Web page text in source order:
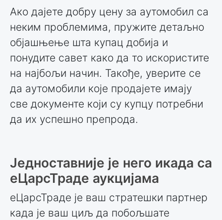
Ако дајете добру цену за аутомобил са
неким проблемима, пружите детаљно
објашњење шта купац добија и
понудите савет како да то искористите
на најбољи начин. Такође, уверите се
да аутомобили које продајете имају
све документе који су купцу потребни
да их успешно препрода.
Једноставније је него икада са
еЦарсТраде аукцијама
еЦарсТраде је ваш стратешки партнер
када је ваш циљ да побољшате